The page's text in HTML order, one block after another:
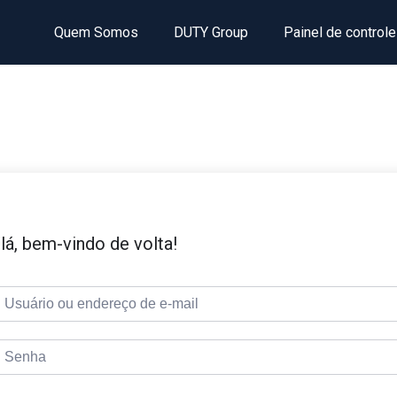
Quem Somos DUTY Group Painel de controle
bem-vindo de volta!